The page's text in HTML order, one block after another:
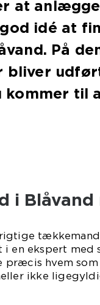
at
idé at
På
bliver
kommer til
i
en ekspert med
præcis hvem
ikke